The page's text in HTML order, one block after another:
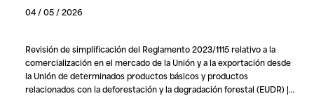
04 / 05 / 2026
Revisión de simplificación del Reglamento 2023/1115 relativo a la
comercialización en el mercado de la Unión y a la exportación desde
la Unión de determinados productos básicos y productos
relacionados con la deforestación y la degradación forestal (EUDR) |…